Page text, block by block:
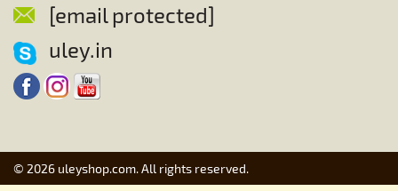
[email protected]
uley.in
© 2026 uleyshop.com. All rights reserved.